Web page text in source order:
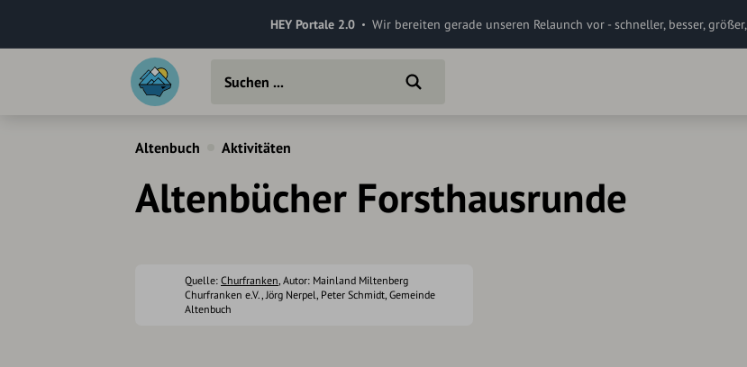
HEY Portale 2.0 Wir bereiten gerade unseren Relaunch vor - schneller, besser,
Altenbuch Aktivitäten
Altenbücher Forsthausrunde
Quelle: Churfranken, Autor: Mainland Miltenberg
Churfranken e.V., Jörg Nerpel, Peter Schmidt, Gemeinde
Altenbuch